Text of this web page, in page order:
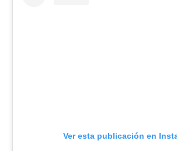
Ver esta publicación en